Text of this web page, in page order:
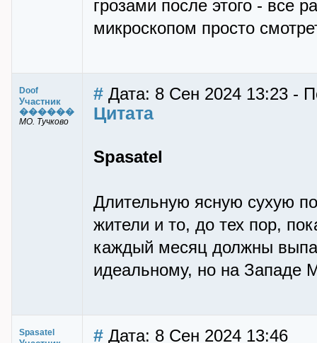
грозами после этого - все
микроскопом просто
Doof
Участник
������
МО. Тучково
# Дата: 8 Сен 2024 13:23 -
Цитата
Spasatel
Длительную ясную сухую
жители и то, до тех пор,
каждый месяц должны
идеальному, но на Западе
Spasatel # Дата: 8 Сен 2024 13:46